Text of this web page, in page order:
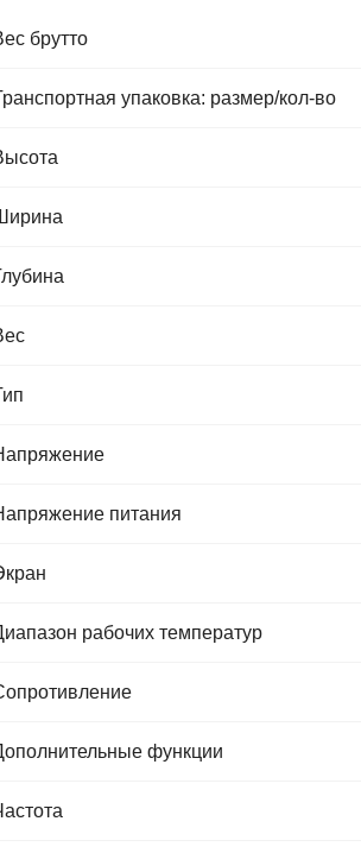
брутто
упаковка: размер/кол-во
питания
рабочих температур
функции